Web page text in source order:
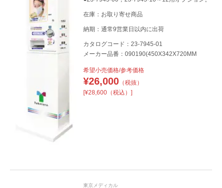
在庫：お取り寄せ商品
納期：通常9営業日以内に出荷
カタログコード：23-7945-01
メーカー品番：090190(450X342X720MM
希望小売価格/参考価格
¥26,000（税抜）
[¥28,600（税込）]
東京メディカル